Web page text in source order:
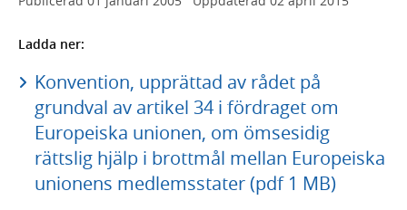
Ladda ner:
Konvention, upprättad av rådet på
grundval av artikel 34 i fördraget om
Europeiska unionen, om ömsesidig
rättslig hjälp i brottmål mellan Europeiska
unionens medlemsstater (pdf 1 MB)